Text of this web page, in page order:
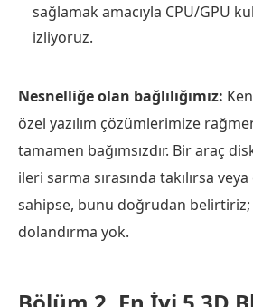
sağlamak amacıyla CPU/GPU
izliyoruz.
Nesnelliğe olan bağlılığımız:
özel yazılım çözümlerimize
tamamen bağımsızdır. Bir araç
ileri sarma sırasında takılırsa
sahipse, bunu doğrudan belirtiriz;
dolandırma yok.